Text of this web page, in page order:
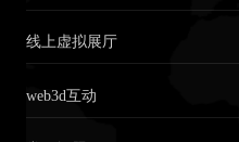
线上虚拟展厅
web3d互动